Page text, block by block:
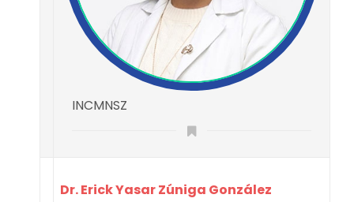
INCMNSZ
Dr. Erick Yasar Zúniga González